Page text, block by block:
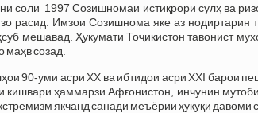
соли 1997 Созишномаи истиқрори сулҳ ва
расид. Имзои Созишнома яке аз нодиртарин
мешавад. Ҳукумати Тоҷикистон тавонист
созад.
90-уми асри ХХ ва ибтидои асри XXI барои
кишвари ҳаммарзи Афғонистон, инчунин
якчанд санади меъёрии ҳуқуқӣ давоми